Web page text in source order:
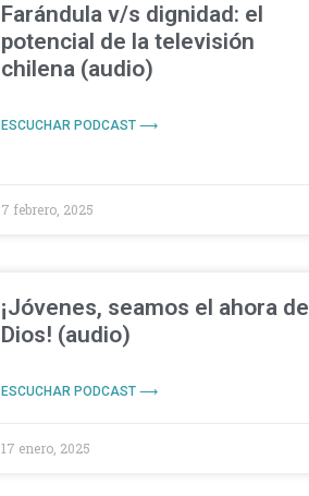
Farándula v/s dignidad: el
potencial de la televisión
chilena (audio)
ESCUCHAR PODCAST ⟶
7 febrero, 2025
¡Jóvenes, seamos el ahora de
Dios! (audio)
ESCUCHAR PODCAST ⟶
17 enero, 2025